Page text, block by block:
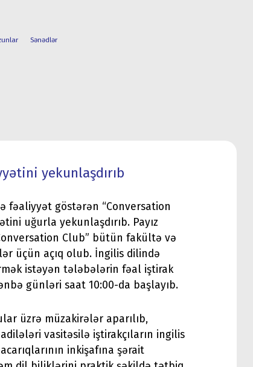
Sənədlər
yekunlaşdırıb
fəaliyyət göstərən “Conversation
uğurla yekunlaşdırıb. Payız
Club” bütün fakültə və
üçün açıq olub. İngilis dilində
istəyən tələbələrin fəal iştirak
günləri saat 10:00-da başlayıb.
üzrə müzakirələr aparılıb,
vasitəsilə iştirakçıların ingilis
inkişafına şərait